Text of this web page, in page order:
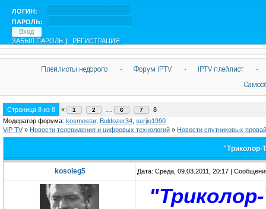
ЛОГИН:
ПАРОЛЬ:
ЗАБЫЛ ПАРОЛЬ | РЕГИСТРАЦИЯ
Плейлисты недорого · Форум IPTV · IPTV плейлист
·
Страница 8 из 8 « 1 2 6 7
8
Модератор форума: kosmostar, Buldozer34 serjio1990
ViP TV » Новости телевидения и цифровых технологий » Новости спутниковых
"Триколор-
kosoleg5 Дата: Среда, 09.03.2011, 20:17 |